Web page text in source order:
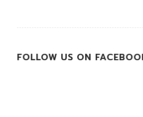
FOLLOW US ON